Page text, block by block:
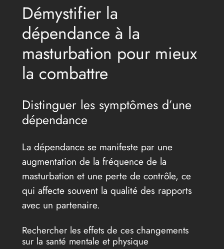
Démystifier la
dépendance à la
masturbation pour mieux
la combattre
Distinguer les symptômes d’une
dépendance
La dépendance se manifeste par une
augmentation de la fréquence de la
masturbation et une perte de contrôle, ce
qui affecte souvent la qualité des rapports
avec un partenaire.
Rechercher les effets de ces changements
sur la santé mentale et physique